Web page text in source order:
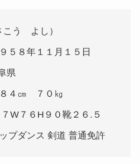
う よし）
５８年１１月１５日
県
４㎝ ７０㎏
W７６H９０靴２６.５
プダンス 剣道 普通免許